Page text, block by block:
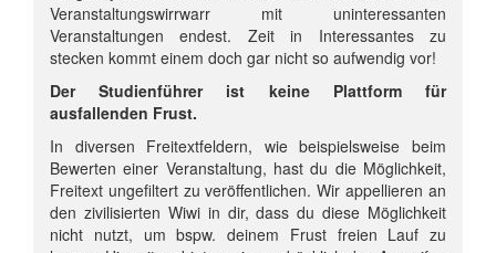
Veranstaltungswirrwarr mit uninteressanten
Veranstaltungen endest. Zeit in Interessantes zu
stecken kommt einem doch gar nicht so aufwendig vor!
Der Studienführer ist keine Plattform für
ausfallenden Frust.
In diversen Freitextfeldern, wie beispielsweise beim
Bewerten einer Veranstaltung, hast du die Möglichkeit,
Freitext ungefiltert zu veröffentlichen. Wir appellieren an
den zivilisierten Wiwi in dir, dass du diese Möglichkeit
nicht nutzt, um bspw. deinem Frust freien Lauf zu